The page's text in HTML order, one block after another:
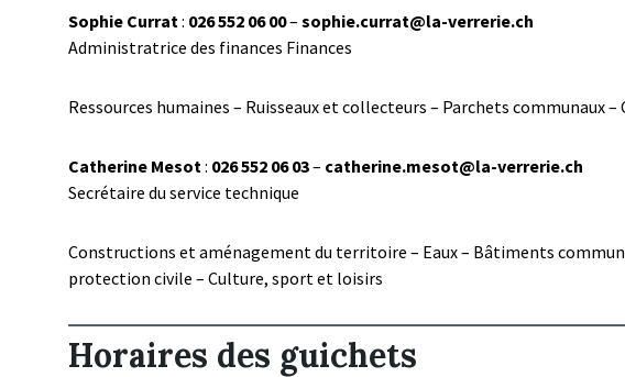
Sophie Currat: 026 552 06 00– sophie.currat@la-verrerie.ch
Administratrice des finances Finances
Ressources humaines – Ruisseaux et collecteurs – Parchets communaux
Catherine Mesot: 026 552 06 03– catherine.mesot@la-verrerie.ch
Secrétaire du service technique
Constructions et aménagement du territoire – Eaux – Bâtiments
protection civile – Culture, sport et loisirs
Horaires des guichets